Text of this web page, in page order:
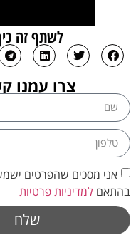
לשתף זה
צרו עמנו
אני מסכים שהפרטים
בהתאם למדיניות פרטיות
שלח